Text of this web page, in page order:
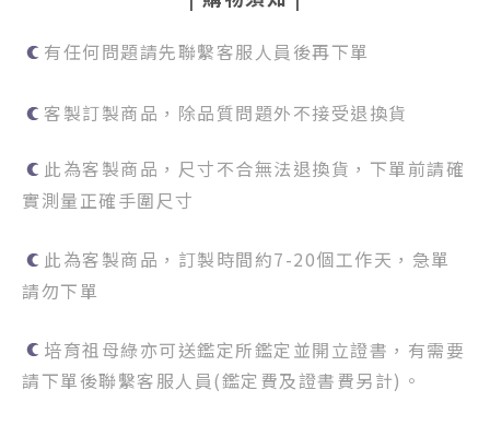
有任何問題請先聯繫客服人員後再下單
客製訂製商品，除品質問題外不接受退換貨
此為客製商品，尺寸不合無法退換貨 ，下單前請確
實測量正確手圍尺寸
此為客製商品，訂製時間約7-20個工作天，急單
請勿下單
培育祖母綠亦可送鑑定所鑑定並開立證書，有需要
請下單後聯繫客服人員(鑑定費及證書費另計) 。